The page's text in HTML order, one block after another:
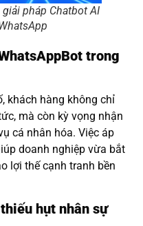
pháp Chatbot AI
trong
khách hàng không chỉ
mà còn kỳ vọng nhận
cá nhân hóa. Việc áp
doanh nghiệp vừa bắt
lợi thế cạnh tranh bền
hụt nhân sự